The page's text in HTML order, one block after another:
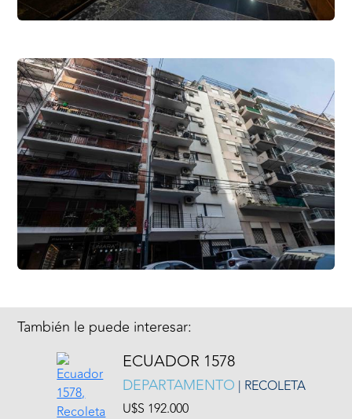
También le puede interesar:
ECUADOR 1578
DEPARTAMENTO | RECOLETA
U$S 192.000